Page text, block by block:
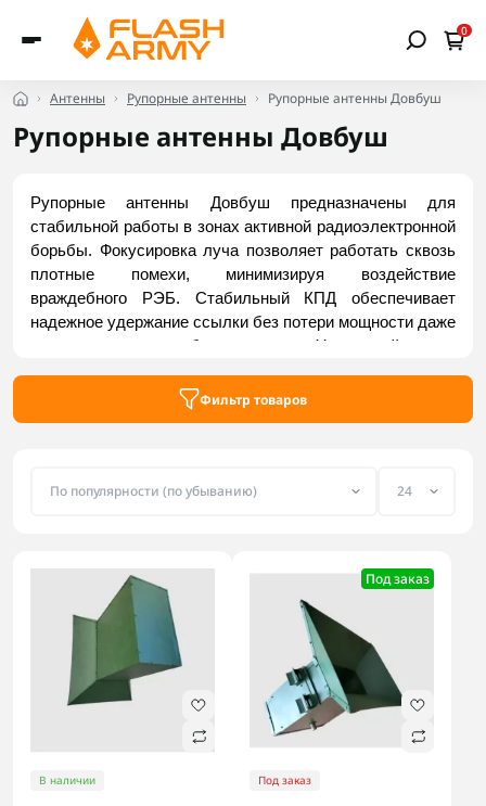
0
Антенны Рупорные антенны Рупорные антенны Довбуш
Рупорные антенны Довбуш
Рупорные антенны Довбуш предназначены для
стабильной работы в зонах активной радиоэлектронной
борьбы. Фокусировка луча позволяет работать сквозь
плотные помехи, минимизируя воздействие
враждебного РЭБ. Стабильный КПД обеспечивает
надежное удержание ссылки без потери мощности даже
на нестандартных рабочих частотах. Усиленный корпус
продуманный крепеж гарантирует быстрый монтаж на
Фильтр товаров
В наличии
Под заказ
Под заказ